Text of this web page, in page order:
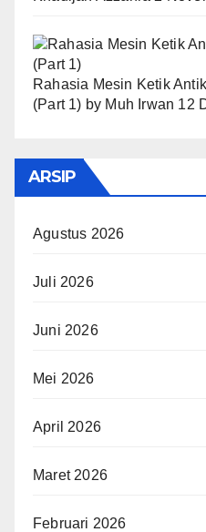
Rahasia Mesin Ketik
(Part 1) by Muh Irwan 12
ARSIP
Agustus 2026
Juli 2026
Juni 2026
Mei 2026
April 2026
Maret 2026
Februari 2026